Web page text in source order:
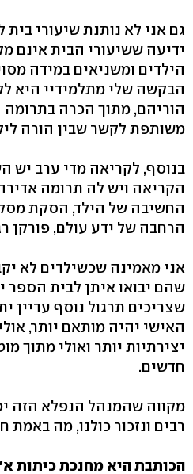
גם אני לא נותנת שיעורי
ידיעה ששיעורי הבית אינם
הילדים ומשניאים במידה
הבקשה שלי מתלמידיי היא
הוריהם, מתוך הכרה
משותפת לקשר שבין הורה
בנוסף, לקריאה מדי ערב יש
הקריאה ויש לה תרומה
החשיבה של הילד, הסקת
הרחבה של ידע עולם, פורקן
אני מאמינה שכשילדים לא
שהם יבואו איתן לבית הספר
שצריכים תרגול נוסף עדיין
האישי יהיה מותאם יותר,
יצירתיות יותר ואולי מתוך
חדשים.
מקווה שהמנהל הנפלא הזה
רבים ונזכור כולנו, מה באמת
הכותבת היא מחנכת כיתות